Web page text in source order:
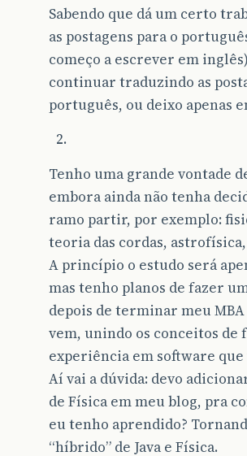
Sabendo que dá um certo
as postagens para o
começo a escrever em
continuar traduzindo as
português, ou deixo apenas
Tenho uma grande vontade
embora ainda não tenha
ramo partir, por exemplo:
teoria das cordas,
A princípio o estudo será
mas tenho planos de fazer
depois de terminar meu MBA
vem, unindo os conceitos de
experiência em software
Aí vai a dúvida: devo
de Física em meu blog, pra
eu tenho aprendido?
“híbrido” de Java e Física.